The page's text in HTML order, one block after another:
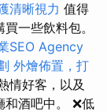
清晰視力 值得
一些飲料包。
SEO Agency
外燴佈置，打
情好客，以及
酒吧中。 ❌低